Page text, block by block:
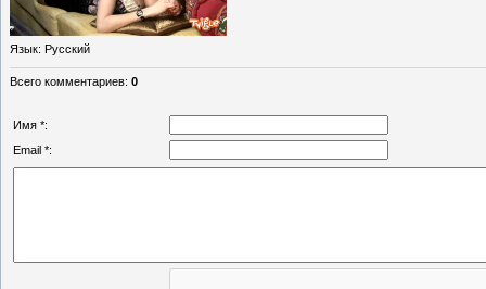
Язык: Русский
Всего комментариев: 0
Имя *:
Email *: